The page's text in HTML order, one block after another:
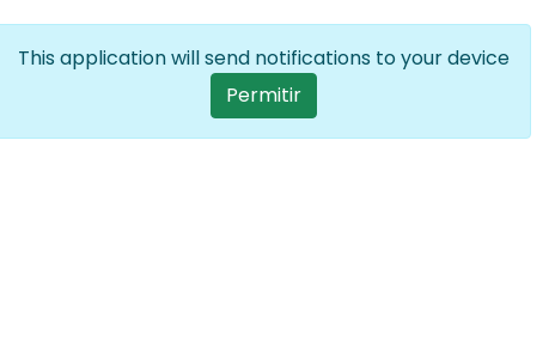
User account menu
Iniciar sesión ES Lista
This application will send notifications to your device
Permitir